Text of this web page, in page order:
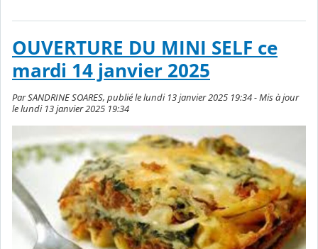
OUVERTURE DU MINI SELF ce
mardi 14 janvier 2025
Par SANDRINE SOARES, publié le lundi 13 janvier 2025 19:34 - Mis à jour
le lundi 13 janvier 2025 19:34